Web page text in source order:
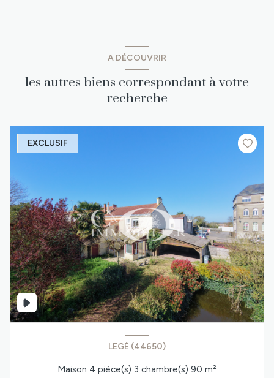
A DÉCOUVRIR
les autres biens correspondant à votre
recherche
EXCLUSIF
LEGÉ (44650)
Maison 4 pièce(s) 3 chambre(s) 90 m²